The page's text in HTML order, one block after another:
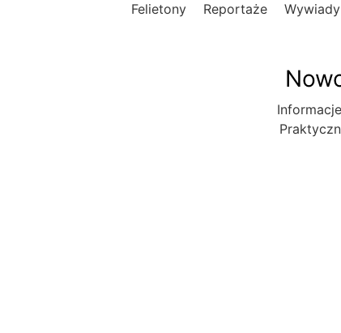
Felietony Reportaże Wywiady